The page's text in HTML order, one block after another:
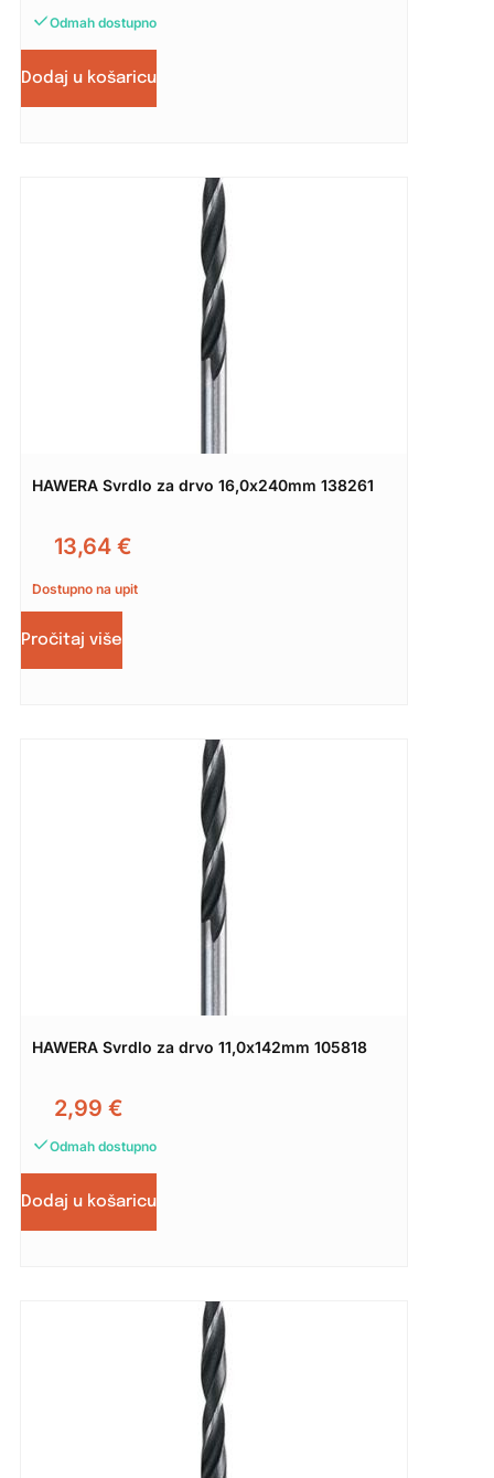
Odmah dostupno
Dodaj u košaricu
HAWERA Svrdlo za drvo 16,0x240mm 138261
13,64 €
Dostupno na upit
Pročitaj više
HAWERA Svrdlo za drvo 11,0x142mm 105818
2,99 €
Odmah dostupno
Dodaj u košaricu